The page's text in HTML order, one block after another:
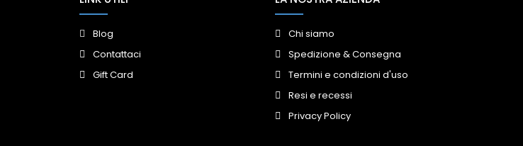
Blog
Contattaci
Gift Card
Chi siamo
Spedizione & Consegna
Termini e condizioni d'uso
Resi e recessi
Privacy Policy